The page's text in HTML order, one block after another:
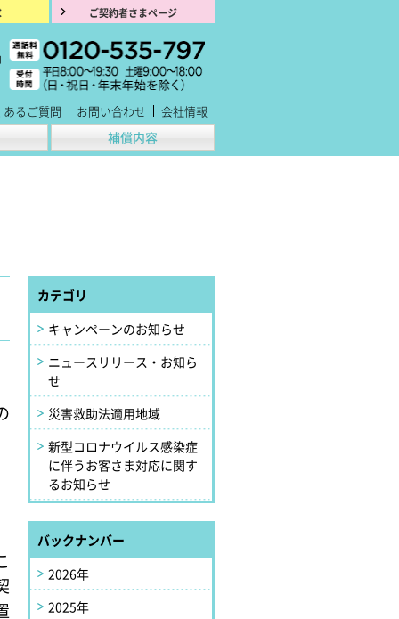
ご契約者さまページ
補償内容
あるご質問 お問い合わせ 会社情報
カテゴリ
キャンペーンのお知らせ
ニュースリリース・お知ら
せ
災害救助法適用地域
新型コロナウイルス感染症
に伴うお客さま対応に関す
るお知らせ
バックナンバー
2026年
2025年